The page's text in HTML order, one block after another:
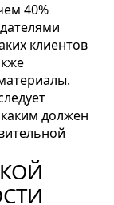
40%
клиентов
должен